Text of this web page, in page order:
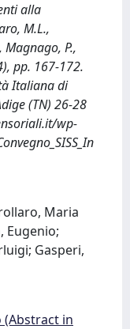
alla
M.L.,
Magnago, P.,
pp. 167-172.
Italiana di
(TN) 26-28
wp-
Maria
Eugenio;
Gasperi,
(Abstract in